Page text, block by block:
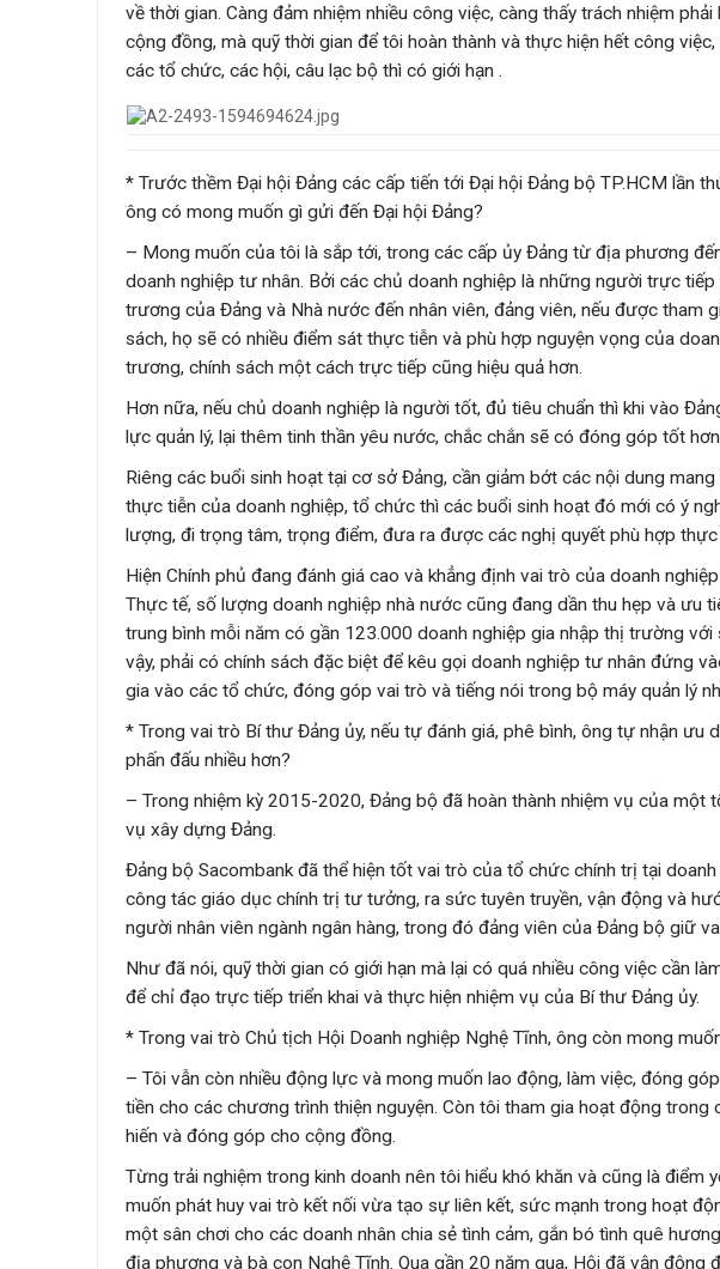
về thời gian. Càng đảm nhiệm nhiều công việc, càng thấy trách nhiệm
cộng đồng, mà quỹ thời gian để tôi hoàn thành và thực hiện hết công
các tổ chức, các hội, câu lạc bộ thì có giới hạn .
* Trước thềm Đại hội Đảng các cấp tiến tới Đại hội Đảng bộ TP.HCM lần
ông có mong muốn gì gửi đến Đại hội Đảng?
– Mong muốn của tôi là sắp tới, trong các cấp ủy Đảng từ địa phương
doanh nghiệp tư nhân. Bởi các chủ doanh nghiệp là những người trực
trương của Đảng và Nhà nước đến nhân viên, đảng viên, nếu được tham
sách, họ sẽ có nhiều điểm sát thực tiễn và phù hợp nguyện vọng của
trương, chính sách một cách trực tiếp cũng hiệu quả hơn.
Hơn nữa, nếu chủ doanh nghiệp là người tốt, đủ tiêu chuẩn thì khi vào
lực quản lý, lại thêm tinh thần yêu nước, chắc chắn sẽ có đóng góp tốt
Riêng các buổi sinh hoạt tại cơ sở Đảng, cần giảm bớt các nội dung
thực tiễn của doanh nghiệp, tổ chức thì các buổi sinh hoạt đó mới có ý
lượng, đi trọng tâm, trọng điểm, đưa ra được các nghị quyết phù hợp thực
Hiện Chính phủ đang đánh giá cao và khẳng định vai trò của doanh
Thực tế, số lượng doanh nghiệp nhà nước cũng đang dần thu hẹp và ưu
trung bình mỗi năm có gần 123.000 doanh nghiệp gia nhập thị trường
vậy, phải có chính sách đặc biệt để kêu gọi doanh nghiệp tư nhân đứng
gia vào các tổ chức, đóng góp vai trò và tiếng nói trong bộ máy quản lý
* Trong vai trò Bí thư Đảng ủy, nếu tự đánh giá, phê bình, ông tự nhận ưu
phấn đấu nhiều hơn?
– Trong nhiệm kỳ 2015-2020, Đảng bộ đã hoàn thành nhiệm vụ của một
vụ xây dựng Đảng.
Đảng bộ Sacombank đã thể hiện tốt vai trò của tổ chức chính trị tại
công tác giáo dục chính trị tư tưởng, ra sức tuyên truyền, vận động và
người nhân viên ngành ngân hàng, trong đó đảng viên của Đảng bộ giữ
Như đã nói, quỹ thời gian có giới hạn mà lại có quá nhiều công việc cần
để chỉ đạo trực tiếp triển khai và thực hiện nhiệm vụ của Bí thư Đảng ủy.
* Trong vai trò Chủ tịch Hội Doanh nghiệp Nghệ Tĩnh, ông còn mong
– Tôi vẫn còn nhiều động lực và mong muốn lao động, làm việc, đóng
tiền cho các chương trình thiện nguyện. Còn tôi tham gia hoạt động
hiến và đóng góp cho cộng đồng.
Từng trải nghiệm trong kinh doanh nên tôi hiểu khó khăn và cũng là điểm
muốn phát huy vai trò kết nối vừa tạo sự liên kết, sức mạnh trong hoạt
một sân chơi cho các doanh nhân chia sẻ tình cảm, gắn bó tình quê
địa phương và bà con Nghệ Tĩnh. Qua gần 20 năm qua, Hội đã vận